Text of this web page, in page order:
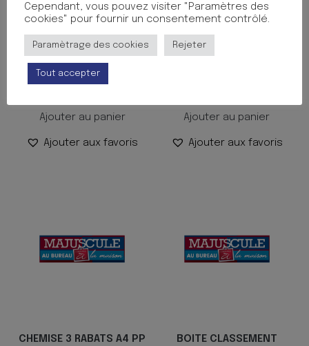
CHEMISE 3 RABATS ELAST
6.90€
Ajouter au panier
Ajouter aux favoris
CHEMISE 3 RABATS
Ajouter au panier
Ajouter aux favoris
CHEMISE 3 RABATS A4 PP
BOITE CLASSEMENT
Cependant, vous pouvez visiter "Paramètres des
cookies" pour fournir un consentement contrôlé.
Paramètrage des cookies Rejeter
Tout accepter